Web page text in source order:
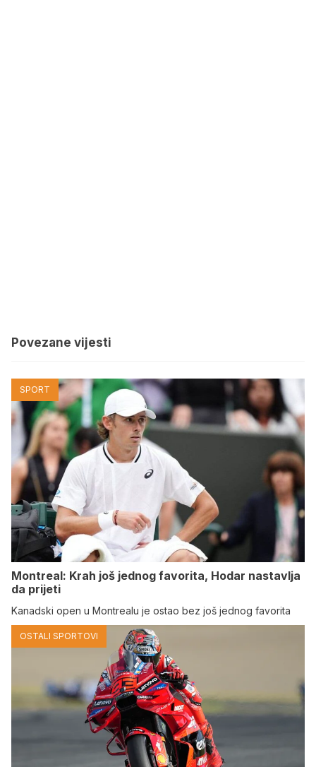
Povezane vijesti
SPORT
Montreal: Krah još jednog favorita, Hodar nastavlja
da prijeti
Kanadski open u Montrealu je ostao bez još jednog favorita
OSTALI SPORTOVI